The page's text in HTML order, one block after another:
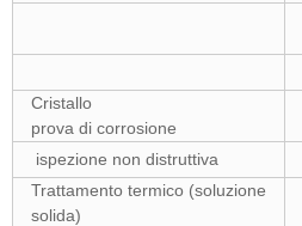
Cristallo
prova di corrosione
ispezione non distruttiva
Trattamento termico (soluzione
solida)